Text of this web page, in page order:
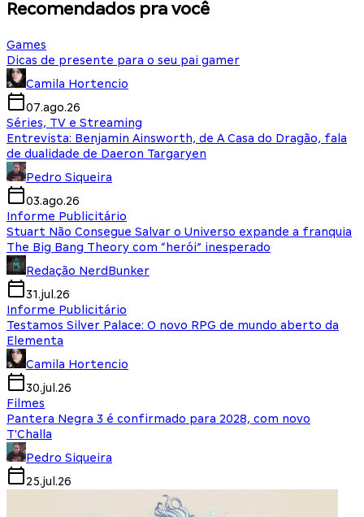
Recomendados pra você
Games
Dicas de presente para o seu pai gamer
Camila Hortencio
07.ago.26
Séries, TV e Streaming
Entrevista: Benjamin Ainsworth, de A Casa do Dragão, fala
de dualidade de Daeron Targaryen
Pedro Siqueira
03.ago.26
Informe Publicitário
Stuart Não Consegue Salvar o Universo expande a franquia
The Big Bang Theory com “herói” inesperado
Redação NerdBunker
31.jul.26
Informe Publicitário
Testamos Silver Palace: O novo RPG de mundo aberto da
Elementa
Camila Hortencio
30.jul.26
Filmes
Pantera Negra 3 é confirmado para 2028, com novo
T'Challa
Pedro Siqueira
25.jul.26